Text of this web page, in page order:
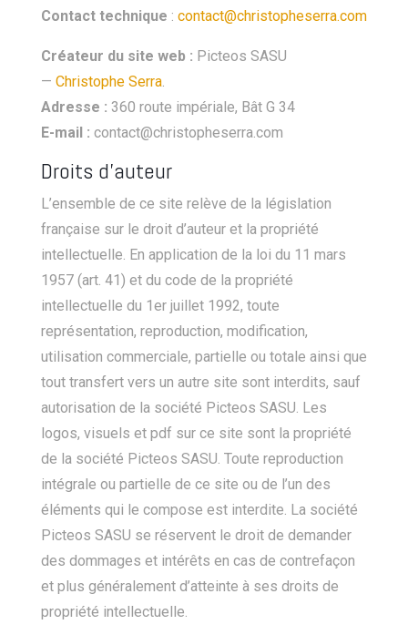
Contact technique : contact@christopheserra.com
Créateur du site web : Picteos SASU
— Christophe Serra.
Adresse : 360 route impériale, Bât G 34
E-mail : contact@christopheserra.com
Droits d’auteur
L’ensemble de ce site relève de la législation
française sur le droit d’auteur et la propriété
intellectuelle. En application de la loi du 11 mars
1957 (art. 41) et du code de la propriété
intellectuelle du 1er juillet 1992, toute
représentation, reproduction, modification,
utilisation commerciale, partielle ou totale ainsi que
tout transfert vers un autre site sont interdits, sauf
autorisation de la société Picteos SASU. Les
logos, visuels et pdf sur ce site sont la propriété
de la société Picteos SASU. Toute reproduction
intégrale ou partielle de ce site ou de l’un des
éléments qui le compose est interdite. La société
Picteos SASU se réservent le droit de demander
des dommages et intérêts en cas de contrefaçon
et plus généralement d’atteinte à ses droits de
propriété intellectuelle.